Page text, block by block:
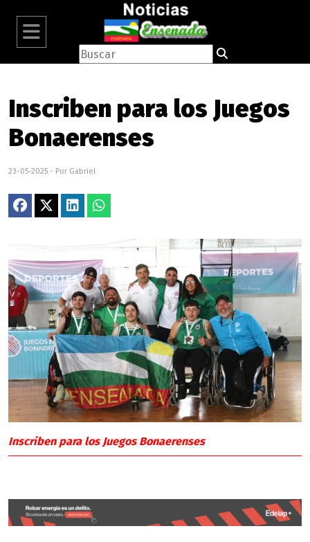
Inscriben para los Juegos
Bonaerenses
23-05-2025 - Por Gabriel
Inscriben para los Juegos Bonaerenses